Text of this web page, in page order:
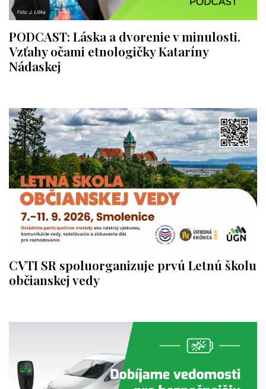
PODCAST: Láska a dvorenie v minulosti.
Vzťahy očami etnologičky Kataríny
Nádaskej
CVTI SR spoluorganizuje prvú Letnú školu
občianskej vedy